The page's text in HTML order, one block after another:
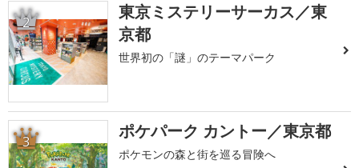
2
東京ミステリーサーカス／東
京都
世界初の「謎」のテーマパーク
3 ポケパーク カントー／東京都
ポケモンの森と街を巡る冒険へ